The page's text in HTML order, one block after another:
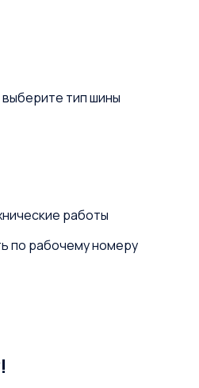
тип шины
работы
по рабочему номеру